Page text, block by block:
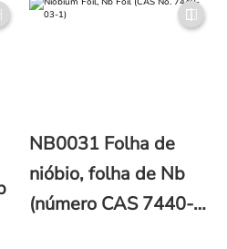
NB0031 Folha de
nióbio, folha de Nb
(número CAS 7440-